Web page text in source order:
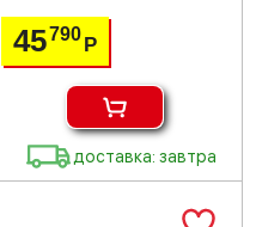
45790 Р
доставка: завтра